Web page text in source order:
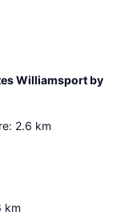
Williamsport by
: 2.6 km
km